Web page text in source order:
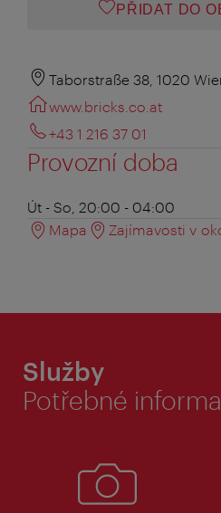
PŘIDAT DO
Taborstraße 38, 1020
www.bricks.co.at
+43 1 216 37 01
Provozní doba
Út - So, 20:00 - 04:00
Mapa
Zajímavosti v
Služby
Potřebné